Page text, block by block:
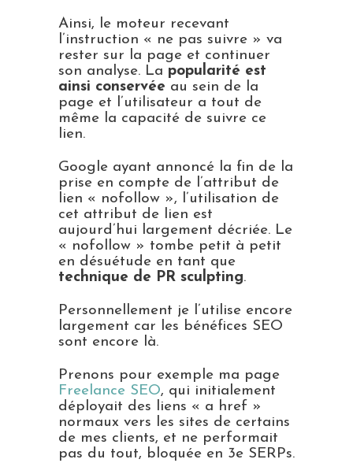
Ainsi, le moteur recevant
l’instruction « ne pas suivre » va
rester sur la page et continuer
son analyse. La popularité est
ainsi conservée au sein de la
page et l’utilisateur a tout de
même la capacité de suivre ce
lien.
Google ayant annoncé la fin de la
prise en compte de l’attribut de
lien « nofollow », l’utilisation de
cet attribut de lien est
aujourd’hui largement décriée. Le
« nofollow » tombe petit à petit
en désuétude en tant que
technique de PR sculpting.
Personnellement je l’utilise encore
largement car les bénéfices SEO
sont encore là.
Prenons pour exemple ma page
Freelance SEO, qui initialement
déployait des liens « a href »
normaux vers les sites de certains
de mes clients, et ne performait
pas du tout, bloquée en 3e SERPs.